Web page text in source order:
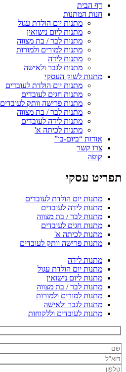
דף הבית
חנות המתנות
מתנות יום הולדת עגול
מתנות ליום נישואין
מתנות לבר / בת מצווה
מתנות למורים ולמורות
מתנות לידה
מתנות לגבר ולאישה
מתנות לשוק העסקי
מתנות יום הולדת לעובדים
מתנות חגים לעובדים
מתנות פרישה וותק לעובדים
מתנות לבר / בת מצווה
מתנות לידה לעובדים
מתנות לכיתה א'
אודות “ביום-בו”
צרו קשר
קופה
תפריט עסקי
מתנות יום הולדת לעובדים
מתנות לידה לעובדים
מתנות לבר / בת מצווה
מתנות חגים לעובדים
מתנות לכיתה א'
מתנות פרישה וותק לעובדים
מתנות לידה
מתנות יום הולדת עגול
מתנות ליום נישואין
מתנות לבר / בת מצווה
מתנות למורים ולמורות
מתנות לגבר ולאישה
מתנות לעובדים וללקוחות